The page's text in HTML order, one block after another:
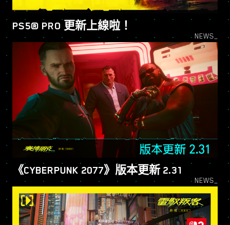
PS5® PRO 更新上線啦！
NEWS_
《CYBER​​PUNK 2077》版本更新 2.31
NEWS_